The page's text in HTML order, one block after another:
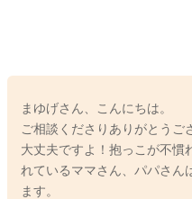
まゆげさん、こんにちは。
ご相談くださりありがとうご
大丈夫ですよ！抱っこが不慣
れているママさん、パパさん
ます。